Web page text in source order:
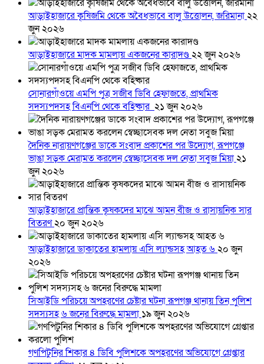
আড়াইহাজারে কৃষিজমি থেকে অবৈধভাবে বালু উত্তোলন, জরিমানা২২
জুন ২০২৬
আড়াইহাজারে মাদক মামলায় একজনের কারাদণ্ড২২ জুন ২০২৬
সোনারগাঁওয়ে এমপি পুত্র সজীব ডিবি হেফাজতে, প্রাথমিক
সদস্যপদসহ বিএনপি থেকে বহিষ্কার ২১ জুন ২০২৬
দৈনিক নারায়ণগঞ্জের ডাকে সংবাদ প্রকাশের পর উদ্যোগ, রূপগঞ্জে
ভাঙা সড়ক মেরামত করলেন স্বেচ্ছাসেবক দল নেতা সবুজ মিয়া২১
জুন ২০২৬
আড়াইহাজারে প্রান্তিক কৃষকদের মাঝে আমন বীজ ও রাসায়নিক সার
বিতরণ২০ জুন ২০২৬
আড়াইহাজারে ডাকাতের হামলায় এসি ল্যান্ডসহ আহত ৬২০ জুন
২০২৬
সিআইডি পরিচয়ে অপহরণের চেষ্টার ঘটনা রূপগঞ্জ থানায় তিন পুলিশ
সদস্যসহ ৬ জনের বিরুদ্ধে মামলা ১৯ জুন ২০২৬
গণপিটুনির শিকার ৪ ডিবি পুলিশকে অপহরণের অভিযোগে গ্রেপ্তার